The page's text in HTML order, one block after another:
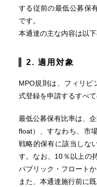
する従前の最低公募保
です。
本通達の主な内容は以下
2. 適用対象
MPO規則は、フィリピ
式登録を申請するすべ
最低公募保有比率は、
float）、すなわち、市
戦略的保有に該当しな
す。なお、10％以上の
パブリック・フロートか
また、本通達施行前に